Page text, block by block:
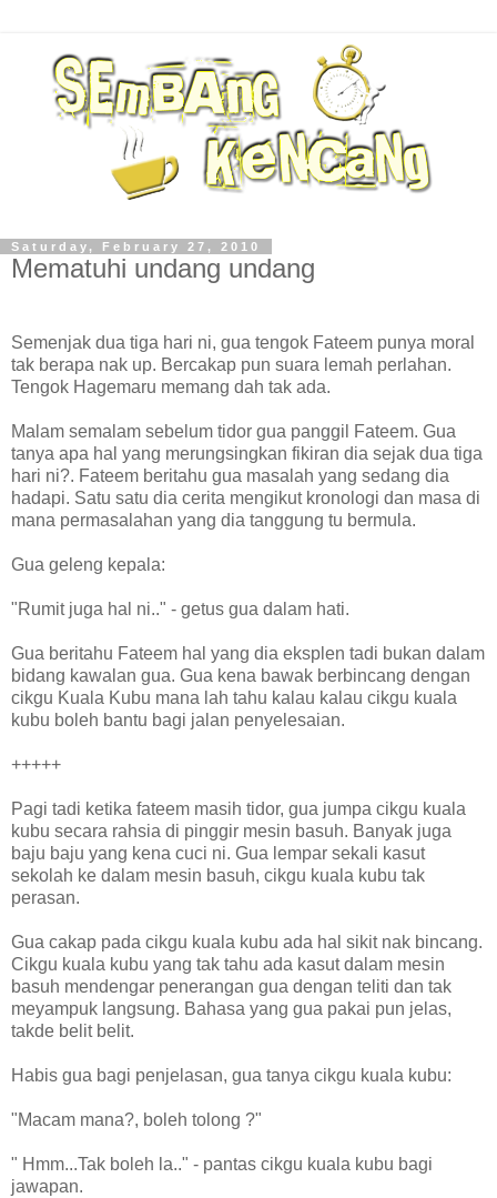
Saturday, February 27, 2010
Mematuhi undang undang
Semenjak dua tiga hari ni, gua tengok Fateem punya moral
tak berapa nak up. Bercakap pun suara lemah perlahan.
Tengok Hagemaru memang dah tak ada.
Malam semalam sebelum tidor gua panggil Fateem. Gua
tanya apa hal yang merungsingkan fikiran dia sejak dua tiga
hari ni?. Fateem beritahu gua masalah yang sedang dia
hadapi. Satu satu dia cerita mengikut kronologi dan masa di
mana permasalahan yang dia tanggung tu bermula.
Gua geleng kepala:
"Rumit juga hal ni.." - getus gua dalam hati.
Gua beritahu Fateem hal yang dia eksplen tadi bukan dalam
bidang kawalan gua. Gua kena bawak berbincang dengan
cikgu Kuala Kubu mana lah tahu kalau kalau cikgu kuala
kubu boleh bantu bagi jalan penyelesaian.
+++++
Pagi tadi ketika fateem masih tidor, gua jumpa cikgu kuala
kubu secara rahsia di pinggir mesin basuh. Banyak juga
baju baju yang kena cuci ni. Gua lempar sekali kasut
sekolah ke dalam mesin basuh, cikgu kuala kubu tak
perasan.
Gua cakap pada cikgu kuala kubu ada hal sikit nak bincang.
Cikgu kuala kubu yang tak tahu ada kasut dalam mesin
basuh mendengar penerangan gua dengan teliti dan tak
meyampuk langsung. Bahasa yang gua pakai pun jelas,
takde belit belit.
Habis gua bagi penjelasan, gua tanya cikgu kuala kubu:
"Macam mana?, boleh tolong ?"
" Hmm...Tak boleh la.." - pantas cikgu kuala kubu bagi
jawapan.